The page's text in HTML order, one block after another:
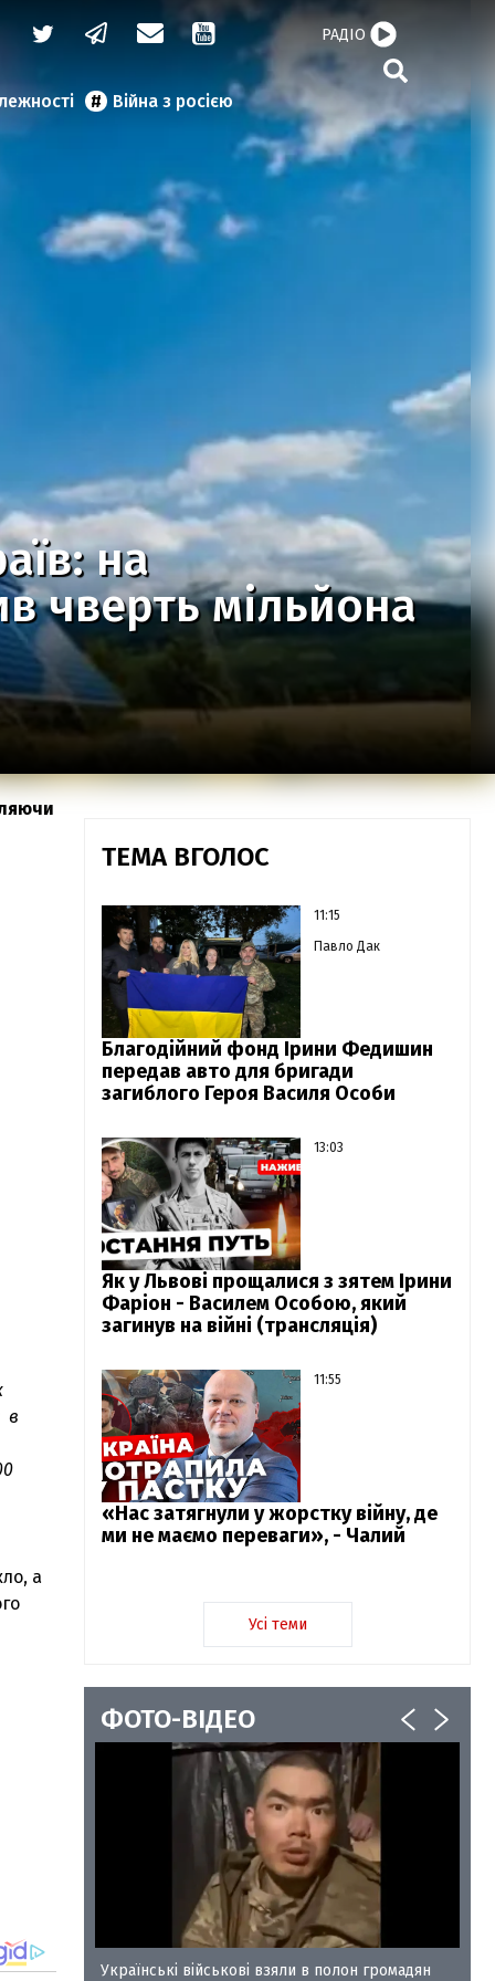
Війна з росією
РАДІО
на
чверть мільйона
в
а
ТЕМА ВГОЛОС
11:15
Павло Дак
Благодійний фонд Ірини Федишин
передав авто для бригади
загиблого Героя Василя Особи
13:03
Як у Львові прощалися з зятем Ірини
Фаріон - Василем Особою, який
загинув на війні (трансляція)
11:55
«Нас затягнули у жорстку війну, де
ми не маємо переваги», - Чалий
Усі теми
ФОТО-ВІДЕО
35
Українські військові взяли в полон громадян